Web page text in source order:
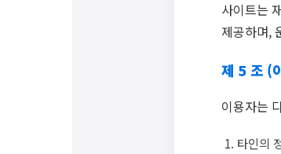
사이트는
제공하며,
제 5 조 (
이용자는
타인의